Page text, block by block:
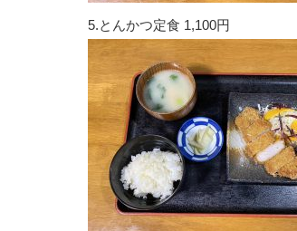
5.とんかつ定食 1,100円